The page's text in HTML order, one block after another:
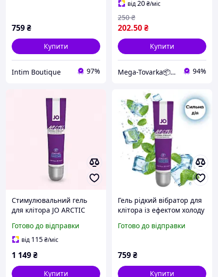
759₴
Купити
Intim Boutique 97%
від20₴/міс
202.50₴
250 ₴
Купити
Mega-Tovarka📦💙💛 94%
Стимулювальний гель
для клітора JO ARCTIC
охолоджувальний
Готово до відправки
від 115₴/міс
1 149₴
Купити
Гель рідкий вібратор для
клітора із ефектом холоду
COOLING (10 мл)
Готово до відправки
759₴
Купити